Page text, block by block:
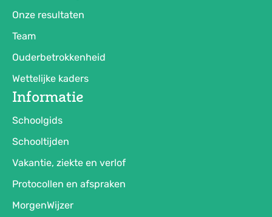
Onze resultaten
Team
Ouderbetrokkenheid
Wettelijke kaders
Informatie
Schoolgids
Schooltijden
Vakantie, ziekte en verlof
Protocollen en afspraken
MorgenWijzer